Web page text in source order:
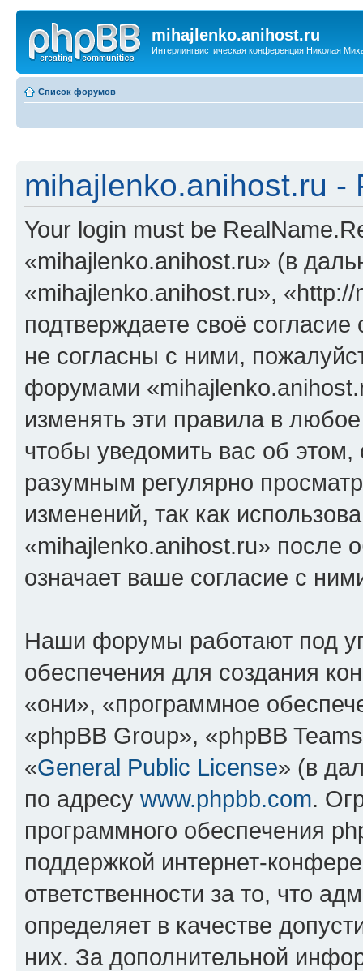
mihajlenko.anihost.ru
Интерлингвистическая конференция Николая
Список форумов
mihajlenko.anihost.ru -
Your login must be
«mihajlenko.anihost.ru» (в
«mihajlenko.anihost.ru»,
подтверждаете своё
не согласны с ними,
форумами
изменять эти правила в
чтобы уведомить вас об
разумным регулярно
изменений, так как
«mihajlenko.anihost.ru» после
означает ваше согласие с
Наши форумы работают под
обеспечения для создания
«они», «программное
«phpBB Group», «phpBB
«General Public License» (в
по адресу www.phpbb.com.
программного обеспечения
поддержкой интернет-
ответственности за то, что
определяет в качестве
них. За дополнительной